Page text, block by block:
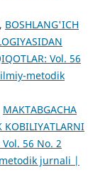
BOSHLANG'ICH
Vol. 56
ilmiy-metodik
MAKTABGACHA
KOBILIYATLARNI
Vol. 56 No. 2
jurnali |